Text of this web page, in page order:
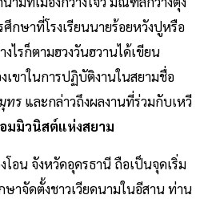
ศึกษาที่โรงเรียนนายร้อยหวังปูหรือ
ไรก็ตามฮวงวันฮวานได้เขียน
ขาในการปฏิบัติงานในสยามชื่อ
ทร และกล่าวถึงผลงานที่ร่วมกับเหวี
มมิวนิสต์แห่งสยาม
อน จังหวัดอุดรธานี ถือเป็นจุดเริ่ม
าจัดตั้งชาวเวียดนามในอีสาน ท่าน